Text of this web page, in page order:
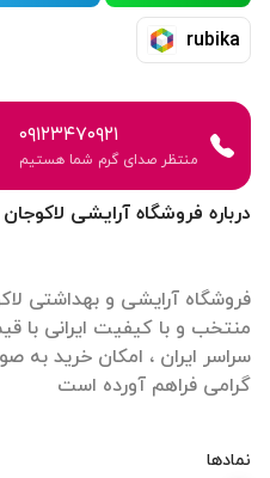
درباره فروشگاه آرایشی لاکوجان
فروشگاه آرایشی و بهداشتی
منتخب و با کیفیت ایرانی با
سراسر ایران ، امکان خرید به
گرامی فراهم آورده است
نمادها
rubika
۰۹۱۲۳۴۷۰۹۲۱
منتظر صدای گرم شما هستیم